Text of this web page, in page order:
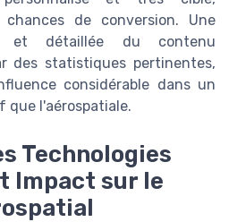
de conversion. Une
et détaillée du contenu
des statistiques pertinentes,
considérable dans un
que l'aérospatiale.
Technologies
Impact sur le